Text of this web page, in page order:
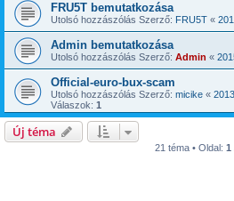
FRU5T bemutatkozása
Utolsó hozzászólás Szerző: FRU5T «
Admin bemutatkozása
Utolsó hozzászólás Szerző: Admin «
Official-euro-bux-scam
Utolsó hozzászólás Szerző: micike «
Válaszok: 1
Új téma
21 téma • Oldal: 1